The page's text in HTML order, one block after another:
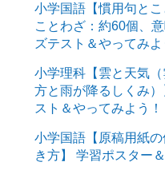
小学国語【慣用句とこ
ことわざ：約60個、
ズテスト＆やってみよ
小学理科【雲と天気
方と雨が降るしくみ
スト＆やってみよう！
小学国語【原稿用紙
き方】 学習ポスター